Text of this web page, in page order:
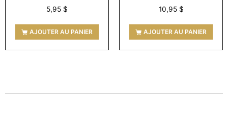
5,95 $
AJOUTER AU PANIER
10,95 $
AJOUTER AU PANIER